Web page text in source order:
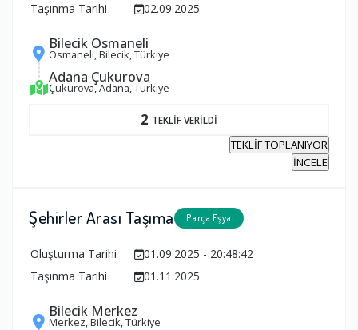
Taşınma Tarihi
02.09.2025
Bilecik Osmaneli
Osmaneli, Bilecik, Türkiye
Adana Çukurova
Çukurova, Adana, Türkiye
2 TEKLİF VERİLDİ
TEKLİF TOPLANIYOR
İNCELE
Şehirler Arası Taşıma Parça Eşya
Oluşturma Tarihi
01.09.2025 - 20:48:42
Taşınma Tarihi
01.11.2025
Bilecik Merkez
Merkez, Bilecik, Türkiye